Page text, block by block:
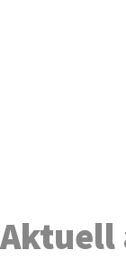
Aktuell